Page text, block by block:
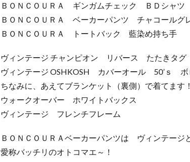
ＢＯＮＣＯＵＲＡ ギンガムチェック ＢＤシャツ
ＢＯＮＣＯＵＲＡ ベーカーパンツ チャコールグ
ＢＯＮＣＯＵＲＡ トートバック 藍染め持ち手
ヴィンテージ チャンピオン リバース たたきタグ
ヴィンテージ OSHKOSH カバーオール 50’ｓ ボ
ちなみに、あえてブランケット（裏側）で着てます！
ウォークオーバー ホワイトバックス
ヴィンテージ フレンチフレーム
ＢＯＮＣＯＵＲＡベーカーパンツは ヴィンテージ
愛称バッチリのオトコマエ～！